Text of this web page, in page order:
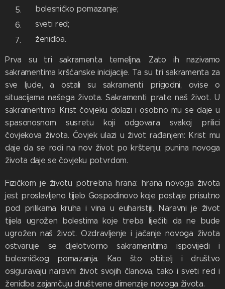
bolesničko pomazanje;
sveti red;
ženidba.
Prva su tri sakramenta temeljna. Zato ih nazivamo
sakramentima kršćanske inicijacije. Ta su tri sakramenta za
sve ljude, a ostali su sakramenti prigodni, ovise o
situacijama našega života. Sakramenti prate naš život. U
sakramentima Krist čovjeku dolazi i osobno mu se daje u
spasonosnom susretu koji odgovara svakoj prilici
čovjekova života. Čovjek ulazi u život rađanjem: Krist mu
daje da se rodi na nov život po krštenju; punina novoga
života daje se čovjeku potvrdom.
Fizičkom je životu potrebna hrana: hrana novoga života
jest proslavljeno tijelo Gospodinovo koje postaje prisutno
pod prilikama kruha i vina u euharistiji. Naravni je život
tijela ugrožen bolestima koje treba liječiti da ne bude
ugrožen naš život. Ozdravljenje i jačanje novoga života
ostvaruje se djelotvorno sakramentima ispovijedi i
bolesničkog pomazanja. Kao što obitelj i društvo
osiguravaju naravni život svojih članova, tako i sveti red i
ženidba zajamčuju društvene dimenzije novoga života.